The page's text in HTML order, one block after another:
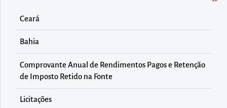
Acessar
diretamente
o
principal
Acessar
diretamente
Ceará
Bahia
Comprovante Anual de Rendimentos Pagos e Retenção
de Imposto Retido na Fonte
Licitações